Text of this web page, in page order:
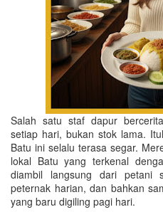
Salah satu staf dapur
setiap hari, bukan stok lama.
Batu ini selalu terasa segar.
lokal Batu yang terkenal
diambil langsung dari petani
peternak harian, dan bahkan
yang baru digiling pagi hari.